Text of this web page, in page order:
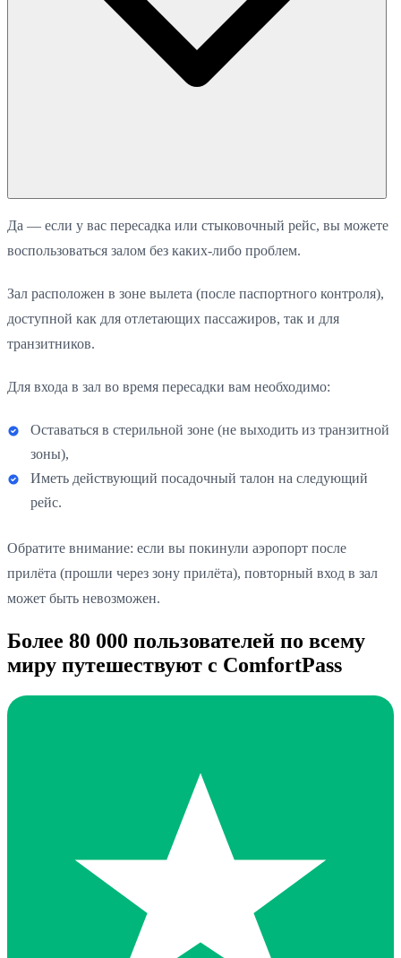
Да — если у вас пересадка или стыковочный рейс, вы можете
воспользоваться залом без каких-либо проблем.
Зал расположен в зоне вылета (после паспортного контроля),
доступной как для отлетающих пассажиров, так и для
транзитников.
Для входа в зал во время пересадки вам необходимо:
Оставаться в стерильной зоне (не выходить из транзитной
зоны),
Иметь действующий посадочный талон на следующий
рейс.
Обратите внимание: если вы покинули аэропорт после
прилёта (прошли через зону прилёта), повторный вход в зал
может быть невозможен.
Более 80 000 пользователей по всему
миру путешествуют с ComfortPass